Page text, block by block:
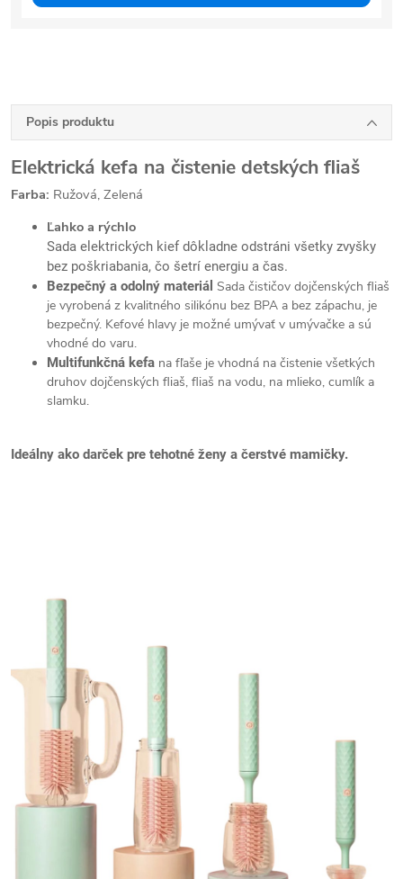
Popis produktu
Elektrická kefa na čistenie detských fliaš
Farba: Ružová, Zelená
Ľahko a rýchlo
Sada elektrických kief dôkladne odstráni všetky zvyšky
bez poškriabania, čo šetrí energiu a čas.
Bezpečný a odolný materiál Sada čističov dojčenských fliaš
je vyrobená z kvalitného silikónu bez BPA a bez zápachu, je
bezpečný. Kefové hlavy je možné umývať v umývačke a sú
vhodné do varu.
Multifunkčná kefa na fľaše je vhodná na čistenie všetkých
druhov dojčenských fliaš, fliaš na vodu, na mlieko, cumlík a
slamku.
Ideálny ako darček pre tehotné ženy a čerstvé mamičky.